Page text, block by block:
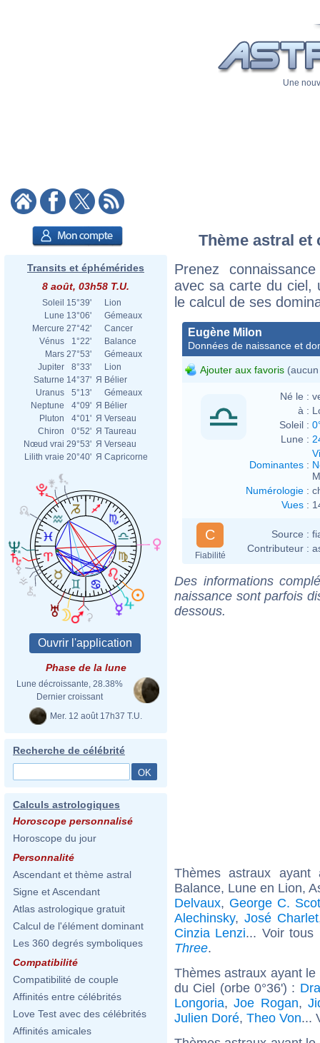
Une
Transits et éphémérides
8 août, 03h58 T.U.
Soleil 15°39'
Lion
Lune 13°06'
Gémeaux
Mercure 27°42'
Cancer
Vénus
1°22'
Balance
Mars 27°53'
Gémeaux
Jupiter
8°33'
Lion
Saturne 14°37' Я Bélier
Uranus
5°13'
Gémeaux
Neptune
4°09' Я Bélier
Pluton
4°01' Я Verseau
Chiron
0°52' Я Taureau
Nœud vrai 29°53' Я Verseau
Lilith vraie 20°40' Я Capricorne
Phase de la lune
Lune décroissante, 28.38%
Dernier croissant
Mer. 12 août 17h37 T.U.
Recherche de célébrité
Calculs astrologiques
Horoscope personnalisé
Horoscope du jour
Personnalité
Ascendant et thème astral
Signe et Ascendant
Atlas astrologique gratuit
Calcul de l'élément dominant
Les 360 degrés symboliques
Compatibilité
Compatibilité de couple
Affinités entre célébrités
Love Test avec des célébrités
Affinités amicales
Thème astral et
Prenez
avec sa carte du ciel,
le calcul de ses
Eugène Milon
Données de naissance et
Ajouter aux favoris
Né le :
à :
Soleil :
Lune :
Dominantes :
Numérologie :
Vues :
C
Fiabilité
Source :
Contributeur :
Des informations
naissance sont parfois
dessous.
Thèmes astraux
Balance, Lune en Lion,
Delvaux, George C.
Alechinsky, José Charlet
Cinzia Lenzi... Voir
Three.
Thèmes astraux ayant
du Ciel (orbe 0°36') :
Longoria,Joe Rogan,
Julien Doré, Theo Von...